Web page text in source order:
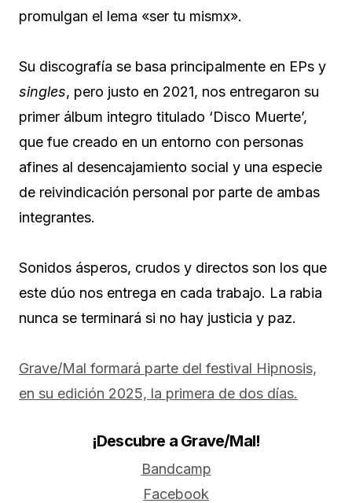
promulgan el lema «ser tu mismx».
Su discografía se basa principalmente en EPs y
singles, pero justo en 2021, nos entregaron su
primer álbum integro titulado ‘Disco Muerte’,
que fue creado en un entorno con personas
afines al desencajamiento social y una especie
de reivindicación personal por parte de ambas
integrantes.
Sonidos ásperos, crudos y directos son los que
este dúo nos entrega en cada trabajo. La rabia
nunca se terminará si no hay justicia y paz.
Grave/Mal formará parte del festival Hipnosis,
en su edición 2025, la primera de dos días.
¡Descubre a Grave/Mal!
Bandcamp
Facebook